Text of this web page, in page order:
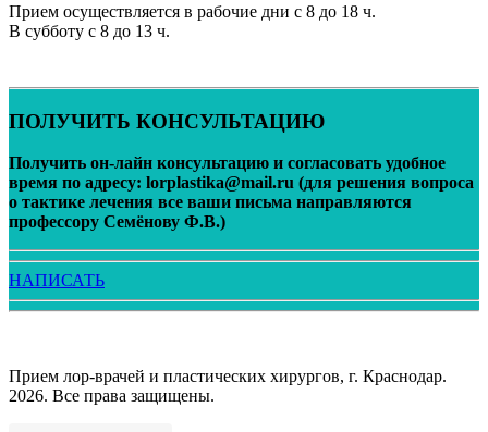
Прием осуществляется в рабочие дни с 8 до 18 ч.
В субботу с 8 до 13 ч.
ПОЛУЧИТЬ КОНСУЛЬТАЦИЮ
Получить он-лайн консультацию и согласовать удобное
время по адресу: lorplastika@mail.ru (для решения вопроса
о тактике лечения все ваши письма направляются
профессору Семёнову Ф.В.)
НАПИСАТЬ
Прием лор-врачей и пластических хирургов, г. Краснодар.
2026. Все права защищены.